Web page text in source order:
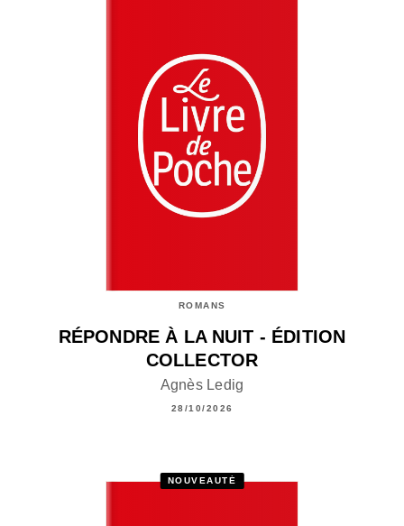
ROMANS
RÉPONDRE À LA NUIT - ÉDITION
COLLECTOR
Agnès Ledig
28/10/2026
NOUVEAUTÉ